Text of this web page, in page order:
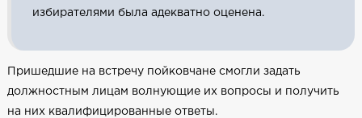
избирателями была адекватно оценена.
Пришедшие на встречу пойковчане смогли задать
должностным лицам волнующие их вопросы и получить
на них квалифицированные ответы.